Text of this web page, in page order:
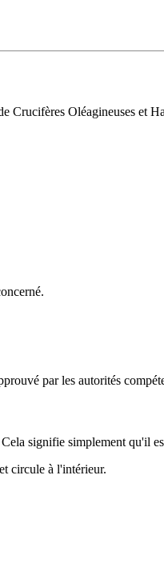
Oléagineuses et
par les autorités
signifie simplement qu'il
circule à l'intérieur.